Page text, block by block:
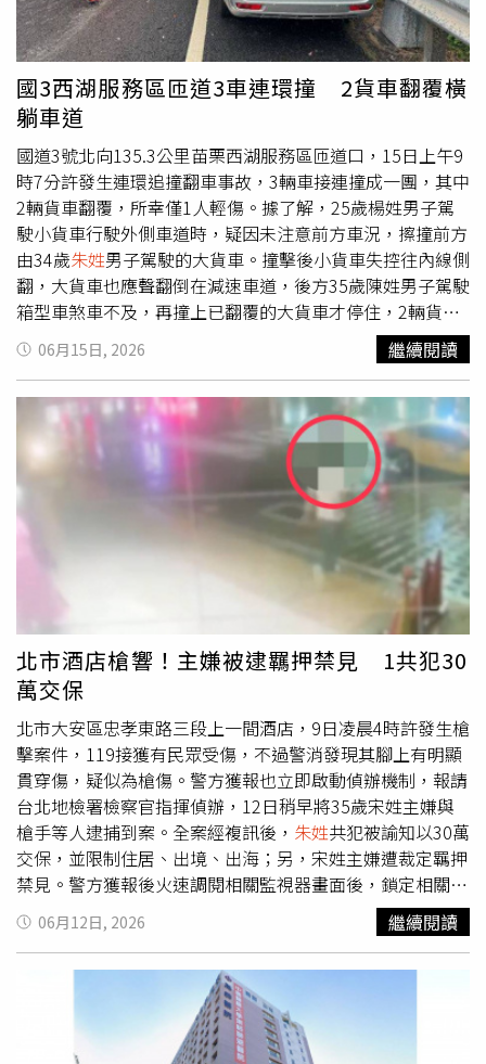
地下室、漏水住宅、潮濕浴室或發霉空間，同樣可能增加過
敏與感染風險。為避免黴菌危害健康，醫師建議梅雨季期間
應將室內濕度控制在50%以下，必要時使用除濕機或冷氣除
濕功能；浴室、廚房、洗衣機槽、冰箱膠條及地漏等容易孳
生黴菌的區域應定期清潔消毒。若家中出現漏水、滲水或不
明霉味，更應檢查牆面及地板夾層是否已有黴菌滋生。若出
現長期咳嗽、咳痰、胸悶、喘鳴，且抗生素治療效果不佳
時，也應主動告知醫師居住環境狀況，以利及早排除真菌感
染的可能性。
國3西湖服務區匝道3車連環撞 2貨車翻覆橫
躺車道
國道3號北向135.3公里苗栗西湖服務區匝道口，15日上午9
時7分許發生連環追撞翻車事故，3輛車接連撞成一團，其中
2輛貨車翻覆，所幸僅1人輕傷。據了解，25歲楊姓男子駕
駛小貨車行駛外側車道時，疑因未注意前方車況，擦撞前方
由34歲朱姓男子駕駛的大貨車。撞擊後小貨車失控往內線側
翻，大貨車也應聲翻倒在減速車道，後方35歲陳姓男子駕駛
箱型車煞車不及，再撞上已翻覆的大貨車才停住，2輛貨車
分別橫躺於內線及路肩，嚴重堵塞車道。事故僅造成朱姓大
貨車駕駛手部擦挫傷，經送往苑裡李綜合醫院治療後無大
礙，其餘駕駛均未受傷，警方酒測後確認3人酒測值均為
零。警方後續進行交通疏導並通知拖吊車到場排除，現場於
上午10時6分恢復正常通車。
06月15日, 2026 繼續閱讀
北市酒店槍響！主嫌被逮羈押禁見 1共犯30
萬交保
北市大安區忠孝東路三段上一間酒店，9日凌晨4時許發生槍
擊案件，119接獲有民眾受傷，不過警消發現其腳上有明顯
貫穿傷，疑似為槍傷。警方獲報也立即啟動偵辦機制，報請
台北地檢署檢察官指揮偵辦，12日稍早將35歲宋姓主嫌與
槍手等人逮捕到案。全案經複訊後， 朱姓共犯被諭知以30萬
交保，並限制住居、出境、出海；另，宋姓主嫌遭裁定羈押
禁見。警方獲報後火速調閱相關監視器畫面後，鎖定相關涉
案人士，並清查槍手與主嫌等人。據悉，被害的31歲黃姓男
子，疑似因酒後情緒失控，於包廂內與35歲的宋姓主嫌等人
發生口角爭執，宋男等人疑似一氣之下竟持槍朝黃男開槍，
造成黃男腳部中槍。警消獲報到場時，發現黃男腳部有3處
貫穿傷，疑似為槍傷，因此通報警方。警方隨後也組成專案
小組，將宋男等人逮捕到案，並將同步追查相關涉案人士。
06月12日, 2026 繼續閱讀